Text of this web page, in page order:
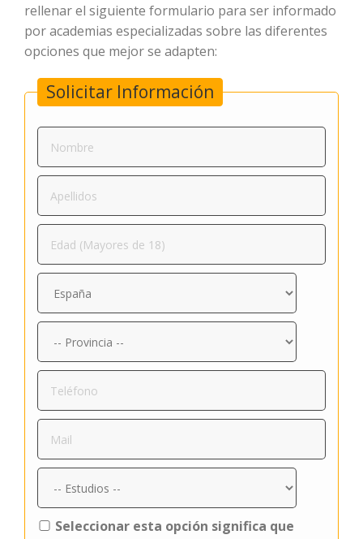
rellenar el siguiente formulario para ser informado
por academias especializadas sobre las diferentes
opciones que mejor se adapten:
Solicitar Información
Seleccionar esta opción significa que